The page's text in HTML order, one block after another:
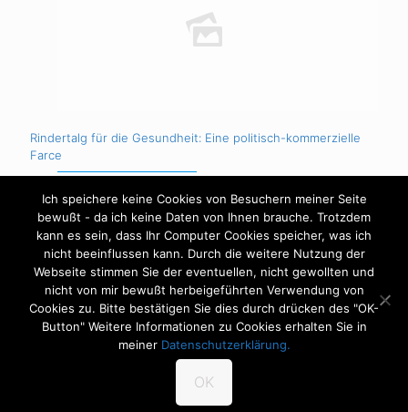
Rindertalg für die Gesundheit: Eine politisch-kommerzielle
Farce
Mehr erfahren
Impressum Datenschutzerklärung
©Copyright - Heilpraktiker Steffen Jurisch - All Rights
reserved
Ich speichere keine Cookies von Besuchern meiner Seite
bewußt - da ich keine Daten von Ihnen brauche. Trotzdem
kann es sein, dass Ihr Computer Cookies speicher, was ich
nicht beeinflussen kann. Durch die weitere Nutzung der
Webseite stimmen Sie der eventuellen, nicht gewollten und
nicht von mir bewußt herbeigeführten Verwendung von
Cookies zu. Bitte bestätigen Sie dies durch drücken des "OK-
Button" Weitere Informationen zu Cookies erhalten Sie in
meiner Datenschutzerklärung.
OK